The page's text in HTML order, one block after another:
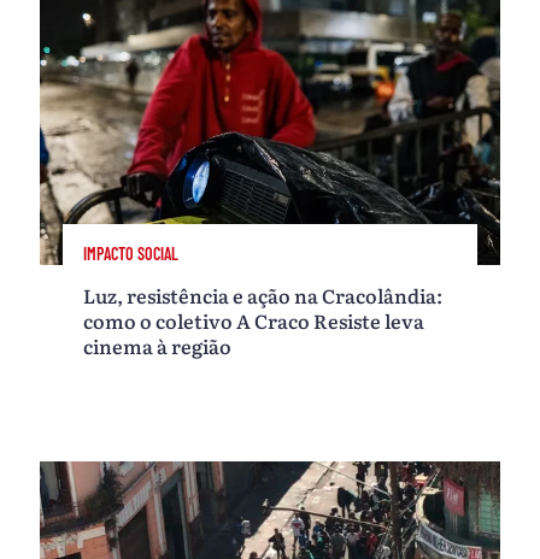
IMPACTO SOCIAL
Luz, resistência e ação na Cracolândia:
como o coletivo A Craco Resiste leva
cinema à região